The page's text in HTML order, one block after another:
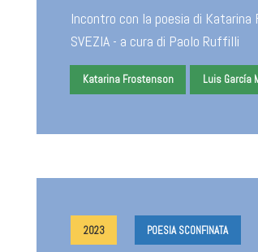
Incontro con la poesia di Katarina
SVEZIA - a cura di Paolo Ruffilli
Katarina Frostenson Luis García
2023 POESIA SCONFINATA